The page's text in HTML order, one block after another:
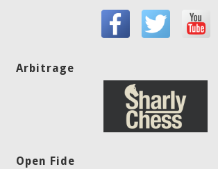
Arbitrage
Open Fide